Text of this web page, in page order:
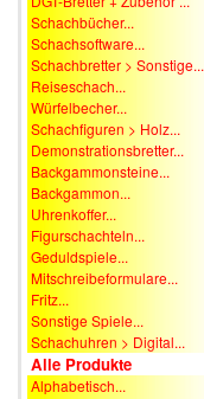
Schachbücher...
Schachsoftware...
Schachbretter > Sonstige...
Reiseschach...
Würfelbecher...
Schachfiguren > Holz...
Demonstrationsbretter...
Backgammonsteine...
Backgammon...
Uhrenkoffer...
Figurschachteln...
Geduldspiele...
Mitschreibeformulare...
Fritz...
Sonstige Spiele...
Schachuhren > Digital...
Alle Produkte
Alphabetisch...